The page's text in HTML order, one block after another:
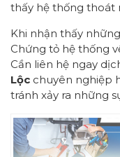
thấy hệ thống thoát
Khi nhận thấy
Chứng tỏ hệ thống
Cần liên hệ ngay
Lộc chuyên nghiệp
tránh xảy ra những